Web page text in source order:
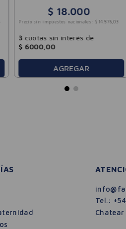
$ 18.000
Precio sin impuestos nacionales: $ 14 .876,03
3 cuotas sin interés de
$ 6000,00
AGREGAR
Tel.: